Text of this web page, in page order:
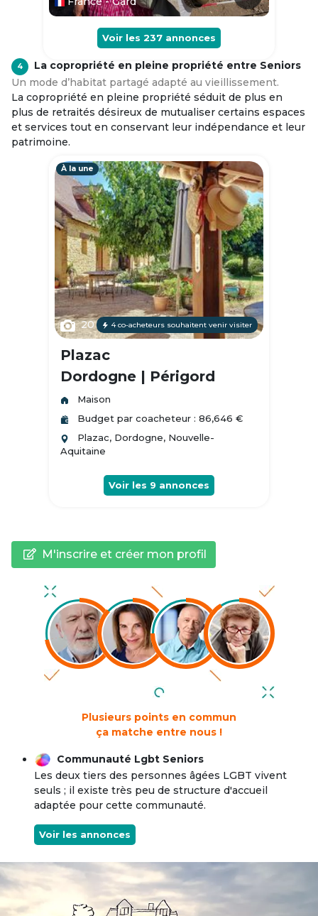
Voir les 237 annonces
4
La copropriété en pleine propriété entre Seniors
Un mode d’habitat partagé adapté au vieillissement.
La copropriété en pleine propriété séduit de plus en
plus de retraités désireux de mutualiser certains espaces
et services tout en conservant leur indépendance et leur
patrimoine.
À la une
20 4 co-acheteurs souhaitent venir visiter
Plazac
Dordogne | Périgord
Maison
Budget par coacheteur : 86,646 €
Plazac, Dordogne, Nouvelle-
Aquitaine
Voir les 9 annonces
M'inscrire et créer mon profil
Plusieurs points en commun
ça matche entre nous !
Communauté Lgbt Seniors
Les deux tiers des personnes âgées LGBT vivent
seuls ; il existe très peu de structure d'accueil
adaptée pour cette communauté.
Voir les annonces